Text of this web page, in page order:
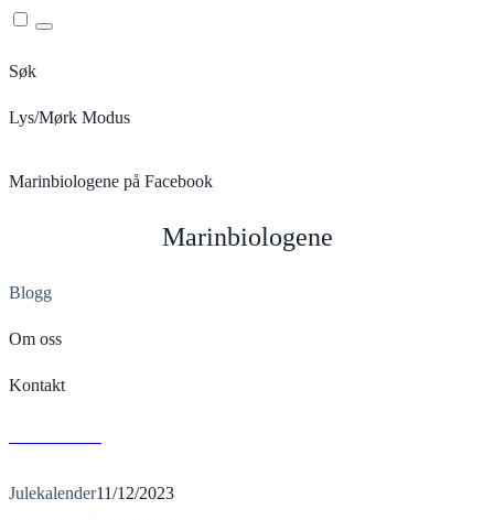
Menu
Søk
Lys/Mørk Modus
Marinbiologene på Facebook
Marinbiologene
Blogg
Om oss
Kontakt
Julekalender11/12/2023